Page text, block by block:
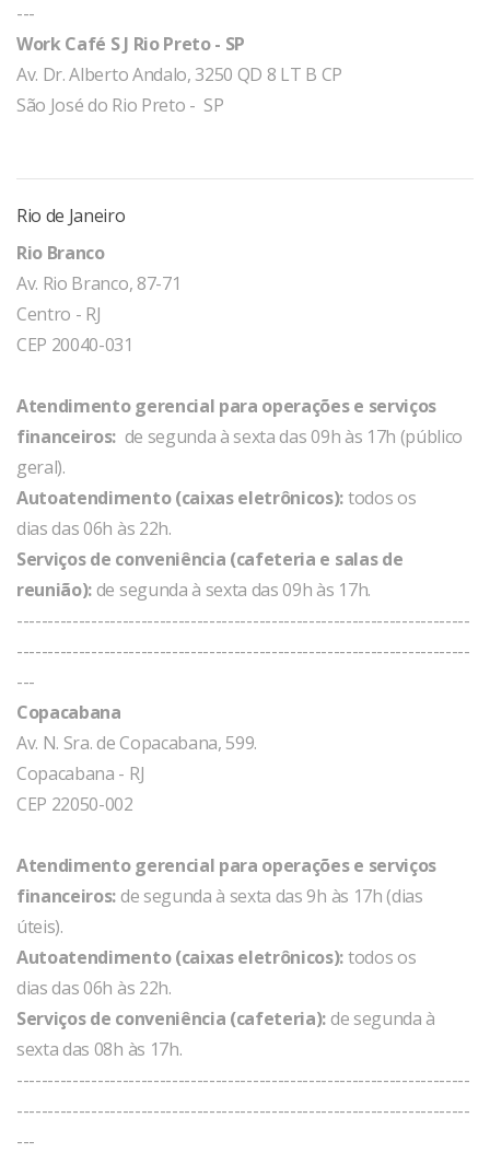
---
Work Café S J Rio Preto - SP
Av. Dr. Alberto Andalo, 3250 QD 8 LT B CP
São José do Rio Preto - SP
Rio de Janeiro
Rio Branco
Av. Rio Branco, 87-71
Centro - RJ
CEP 20040-031
Atendimento gerencial para operações e serviços
financeiros: de segunda à sexta das 09h às 17h (público
geral).
Autoatendimento (caixas eletrônicos):todos os
dias das 06h às 22h.
Serviços de conveniência (cafeteria e salas de
reunião):de segunda à sexta das 09h às 17h.
-------------------------------------------------------------------------
-------------------------------------------------------------------------
---
Copacabana
Av. N. Sra. de Copacabana, 599.
Copacabana - RJ
CEP 22050-002
Atendimento gerencial para operações e serviços
financeiros:de segunda à sexta das 9h às 17h (dias
úteis).
Autoatendimento (caixas eletrônicos):todos os
dias das 06h às 22h.
Serviços de conveniência (cafeteria):de segunda à
sexta das 08h às 17h.
-------------------------------------------------------------------------
-------------------------------------------------------------------------
---